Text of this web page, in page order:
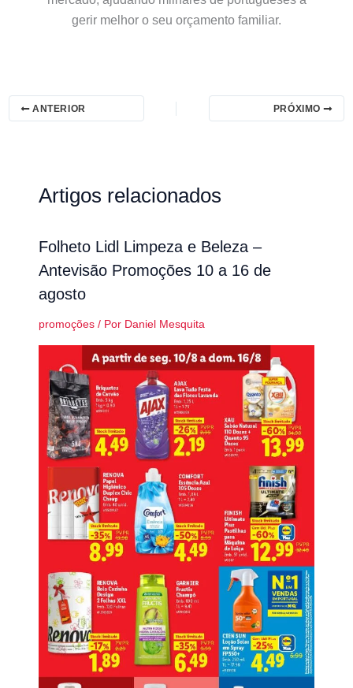
gerir melhor o seu orçamento familiar.
ANTERIOR PRÓXIMO
Artigos relacionados
Folheto Lidl Limpeza e Beleza –
Antevisão Promoções 10 a 16 de
agosto
promoções/ Por Daniel Mesquita